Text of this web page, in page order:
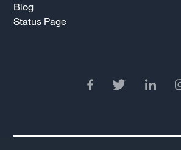
Blog
Status Page